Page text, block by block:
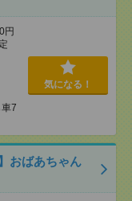
円
7
気になる！
おばあちゃん